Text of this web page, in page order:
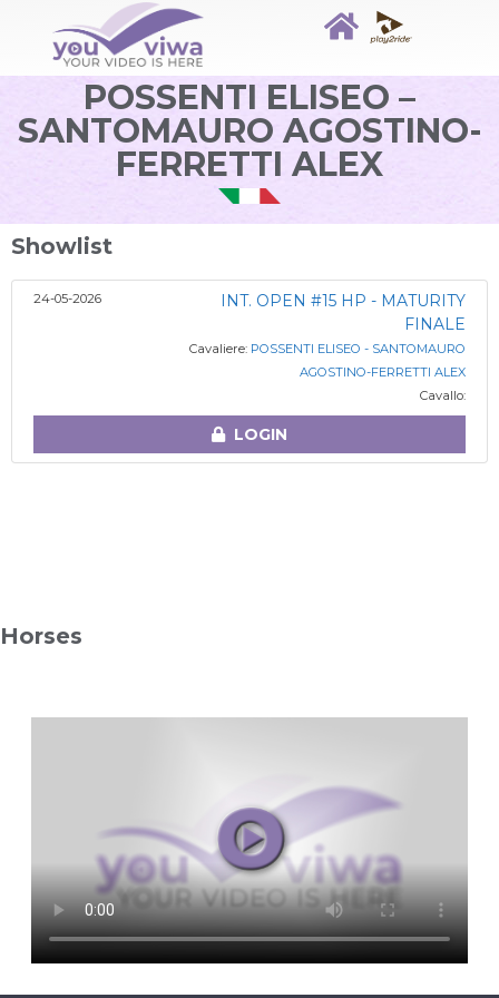
POSSENTI ELISEO –
SANTOMAURO AGOSTINO-
FERRETTI ALEX
Showlist
24-05-2026
INT. OPEN #15 HP - MATURITY
FINALE
Cavaliere: POSSENTI ELISEO - SANTOMAURO
AGOSTINO-FERRETTI ALEX
Cavallo:
LOGIN
Horses